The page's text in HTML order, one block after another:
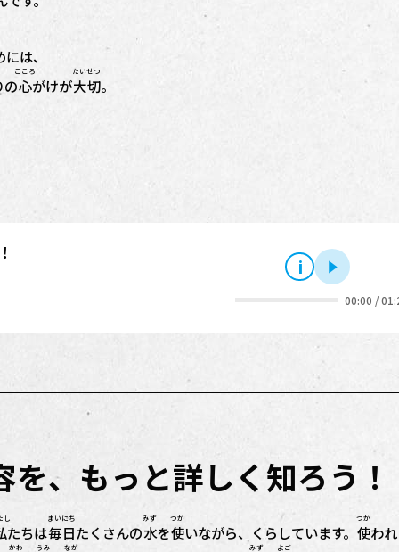
は、
の心
こころ
がけが大切
たいせつ
。
i
00:00 /
、もっと詳しく知ろう！
し
たちは毎日
まいにち
たくさんの水
みず
を使
つか
いながら、くらしています。 使
つか
われ
かわ うみ なが みず よご